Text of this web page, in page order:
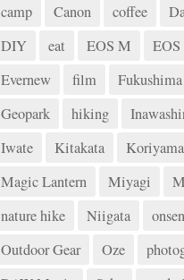
camp
Canon coffee
DIY
eat EOS M
Evernew
film Fukushima
Geopark
hiking
Iwate
Kitakata Koriyama
Magic Lantern
Miyagi
nature hike
Niigata onsen
Outdoor Gear
Oze